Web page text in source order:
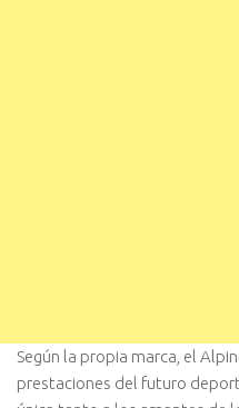
Según la propia marca, el
prestaciones del futuro